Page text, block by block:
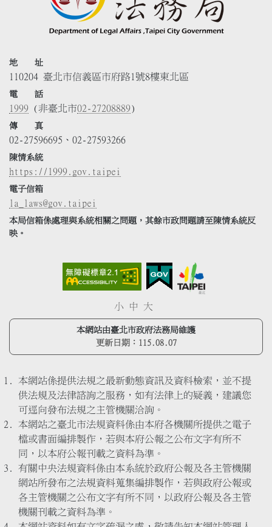
地 址
110204 臺北市信義區市府路1號8樓東北區
電 話
1999 (非臺北市02-27208889)
傳 真
02-27596695、02-27593266
陳情系統
https://1999.gov.taipei
電子信箱
la_laws@gov.taipei
本局信箱係處理與系統相關之問題，其餘市政問題請至陳情系統反
映。
小 中 大
本網站由臺北市政府法務局維護
更新日期： 115.08.07
本網站係提供法規之最新動態資訊及資料檢索，並不提
供法規及法律諮詢之服務，如有法律上的疑義，建議您
可逕向發布法規之主管機關洽詢。
本網站之臺北市法規資料係由本府各機關所提供之電子
檔或書面編排製作，若與本府公報之公布文字有所不
同，以本府公報刊載之資料為準。
有關中央法規資料係由本系統於政府公報及各主管機關
網站所發布之法規資料蒐集編排製作，若與政府公報或
各主管機關之公布文字有所不同，以政府公報及各主管
機關刊載之資料為準。